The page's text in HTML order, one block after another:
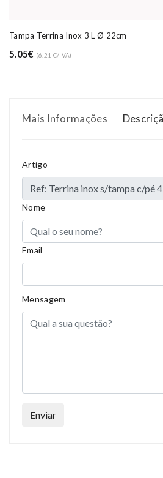
Tampa Terrina Inox 3 L Ø 22cm
5.05€ (6.21 C/IVA)
Mais Informações
Artigo
Nome
Email
Mensagem
Enviar